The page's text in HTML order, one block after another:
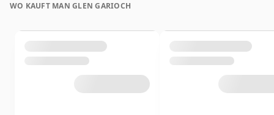
WO KAUFT MAN GLEN GARIOCH